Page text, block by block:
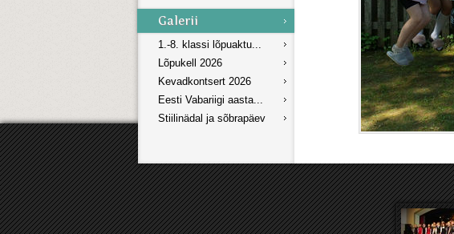
1.-8. klassi lõpuaktu...
Lõpukell 2026
Kevadkontsert 2026
Eesti Vabariigi aasta...
Stiilinädal ja sõbrapäev